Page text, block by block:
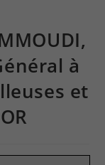
à
et